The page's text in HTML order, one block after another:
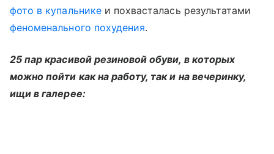
фото в купальникеи похвасталась результатами
феноменального похудения.
25 пар красивой резиновой обуви, в которых
можно пойти как на работу, так и на вечеринку,
ищи в галерее: